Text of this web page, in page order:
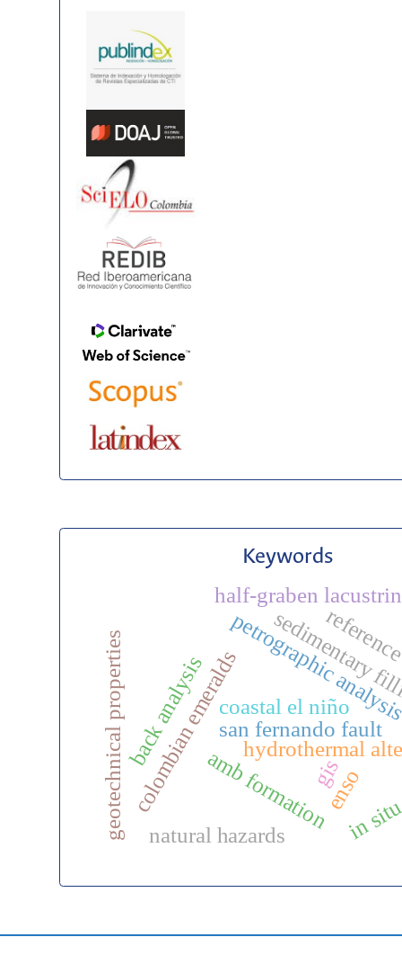
Keywords
colombian emeraldshydrothermal
san fernando fault
petrographic
geotechnical properties amb formation
half-graben
sedimentary
gis
back analysis
in
natural hazards
enso
coastal el niño